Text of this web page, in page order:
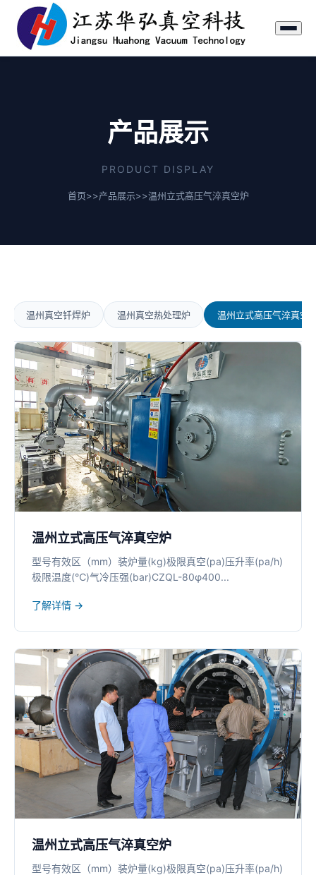
产品展示
PRODUCT DISPLAY
首页>>产品展示>>温州立式高压气淬真空炉
温州真空钎焊炉 温州真空热处理炉 温州立式高压气淬真空
温州立式高压气淬真空炉
型号有效区（mm）装炉量(kg)极限真空(pa)压升率(pa/h)
极限温度(℃)气冷压强(bar)CZQL-80φ400...
了解详情 →
温州立式高压气淬真空炉
型号有效区（mm）装炉量(kg)极限真空(pa)压升率(pa/h)